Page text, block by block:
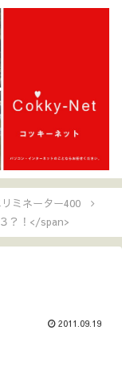
ミネーター400
？！</span>
2011.09.19